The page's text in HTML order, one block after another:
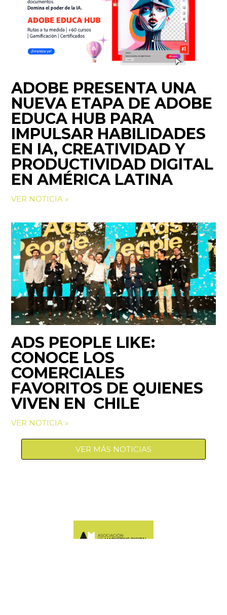
ADOBE PRESENTA UNA
NUEVA ETAPA DE ADOBE
EDUCA HUB PARA
IMPULSAR HABILIDADES
EN IA, CREATIVIDAD Y
PRODUCTIVIDAD DIGITAL
EN AMÉRICA LATINA
VER NOTICIA »
ADS PEOPLE LIKE:
CONOCE LOS
COMERCIALES
FAVORITOS DE QUIENES
VIVEN EN CHILE
VER NOTICIA »
VER MÁS NOTICIAS